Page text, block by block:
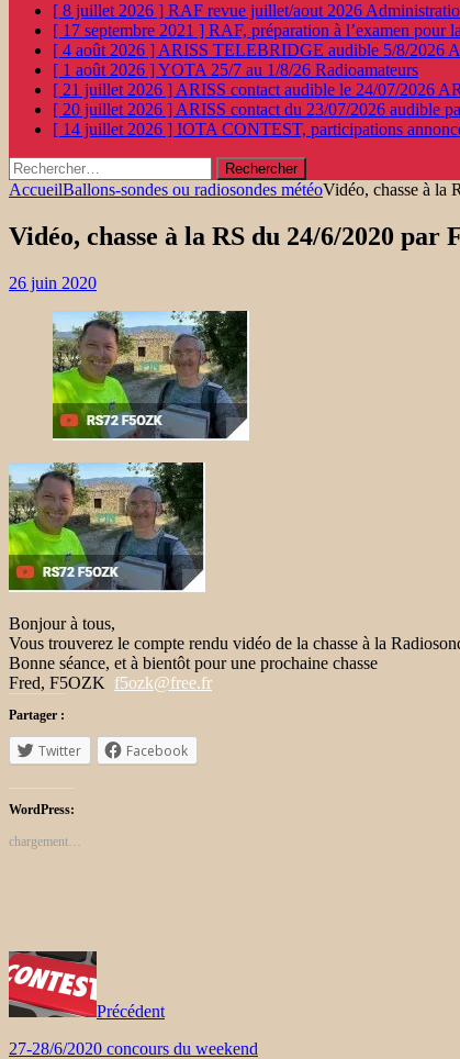
[ 8 juillet 2026 ] RAF revue juillet/aout 2026
[ 17 septembre 2021 ] RAF, préparation à l’examen pour
[ 4 août 2026 ] ARISS TELEBRIDGE audible 5/8/2026
[ 1 août 2026 ]YOTA 25/7 au 1/8/26 Radioamateurs
[ 21 juillet 2026 ] ARISS contact audible le 24/07/2026
[ 20 juillet 2026 ] ARISS contact du 23/07/2026 audible
[ 14 juillet 2026 ] IOTA CONTEST, participations
Rechercher :
AccueilBallons-sondes ou radiosondes météoVidéo, chasse à la
Vidéo, chasse à la RS du 24/6/2020 par
26 juin 2020
Bonjour à tous,
Vous trouverez le compte rendu vidéo de la chasse à la
Bonne séance, et à bientôt pour une prochaine chasse
Fred, F5OZK f5ozk@free.fr
Partager :
Twitter Facebook
WordPress:
chargement…
Précédent
27-28/6/2020 concours du weekend